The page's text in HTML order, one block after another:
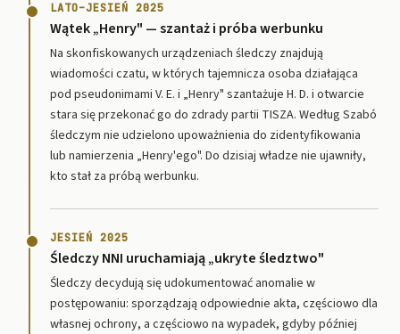
LATO–JESIEŃ 2025
Wątek „Henry" — szantaż i próba werbunku
Na skonfiskowanych urządzeniach śledczy znajdują
wiadomości czatu, w których tajemnicza osoba działająca
pod pseudonimami V. E. i „Henry" szantażuje H. D. i otwarcie
stara się przekonać go do zdrady partii TISZA. Według Szabó
śledczym nie udzielono upoważnienia do zidentyfikowania
lub namierzenia „Henry'ego". Do dzisiaj władze nie ujawniły,
kto stał za próbą werbunku.
JESIEŃ 2025
Śledczy NNI uruchamiają „ukryte śledztwo"
Śledczy decydują się udokumentować anomalie w
postępowaniu: sporządzają odpowiednie akta, częściowo dla
własnej ochrony, a częściowo na wypadek, gdyby później